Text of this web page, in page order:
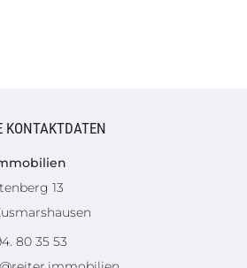
KONTAKTDATEN
13
80 35 53